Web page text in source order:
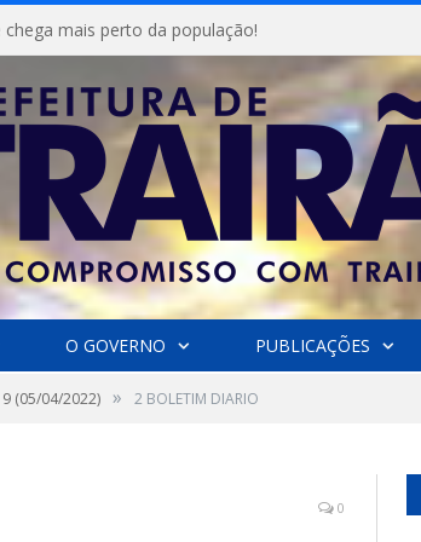
mais perto da população!
O GOVERNO PUBLICAÇÕES
(05/04/2022) » 2 BOLETIM DIARIO
0